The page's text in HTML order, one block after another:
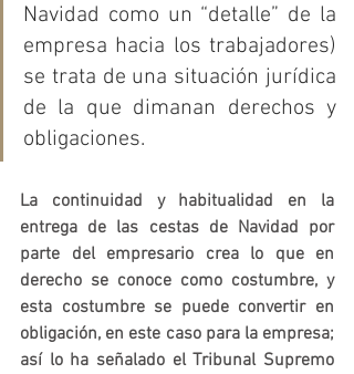
Navidad como un “detalle” de la
empresa hacia los trabajadores)
se trata de una situación jurídica
de la que dimanan derechos y
obligaciones.
La continuidad y habitualidad en la
entrega de las cestas de Navidad por
parte del empresario crea lo que en
derecho se conoce como costumbre, y
esta costumbre se puede convertir en
obligación, en este caso para la empresa;
así lo ha señalado el Tribunal Supremo